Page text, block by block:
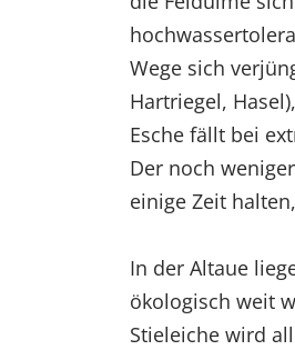
Wege sich
Hartriegel,
Esche fällt bei
Der noch
einige Zeit
In der Altaue
ökologisch weit
Stieleiche wird